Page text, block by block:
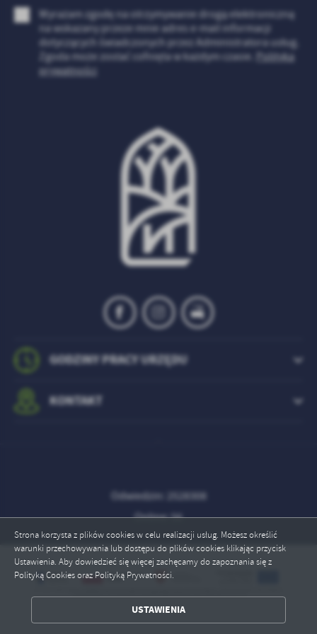
Wyrażam zgodę na otrzymywanie drogą elektroniczną
na wskazany przeze mnie adres e-mail informacji
dotyczących świadczonych przez Administratora usług.
Zgoda może zostać cofnięta w każdym czasie.
Polityka
prywatności
GODZINY PRACY URZĘDU
KONTAKT
Odwiedzin: 2528308
Online: 56
Strona korzysta z plików cookies w celu realizacji usług. Możesz określić
warunki przechowywania lub dostępu do plików cookies klikając przycisk
Ustawienia. Aby dowiedzieć się więcej zachęcamy do zapoznania się z
Polityką Cookies oraz Polityką Prywatności.
USTAWIENIA
Firmy te działają w charakterze pośredników prezentujących nasze
treści w postaci wiadomości, ofert, komunikatów mediów
społecznościowych.
ZAPISZ WYBRANE